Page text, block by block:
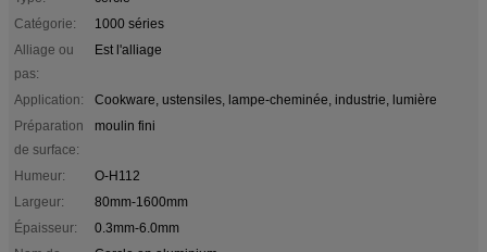
Catégorie:
1000 séries
Alliage ou
pas:
Est l'alliage
Application:
Cookware, ustensiles, lampe-cheminée, industrie, lumière
Préparation
de surface:
moulin fini
Humeur:
O-H112
Largeur:
80mm-1600mm
Épaisseur:
0.3mm-6.0mm